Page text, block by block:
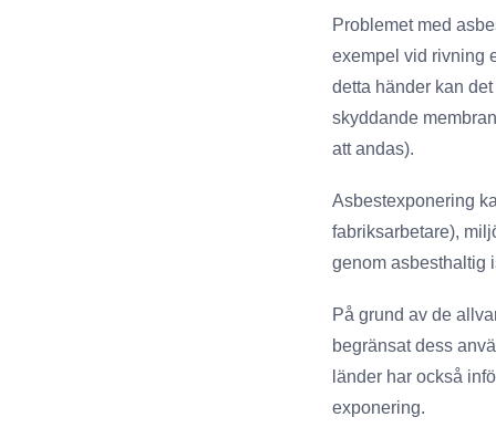
Problemet med
exempel vid rivning
detta händer kan
skyddande
att andas).
Asbestexponering
fabriksarbetare),
genom asbesthaltig
På grund av de
begränsat dess
länder har också
exponering.